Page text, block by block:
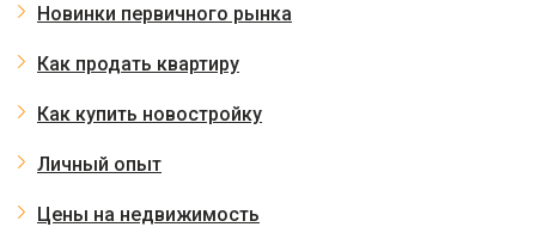
Новинки первичного рынка
Как продать квартиру
Как купить новостройку
Личный опыт
Цены на недвижимость